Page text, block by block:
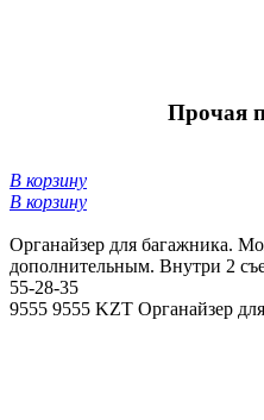
Прочая
В корзину
В корзину
Органайзер для багажника.
дополнительным. Внутри 2
55-28-35
9555 9555 KZT Органайзер